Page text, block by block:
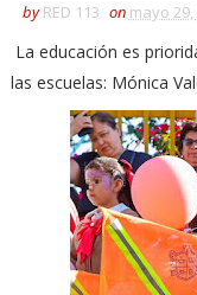
by RED 113 on mayo 29,
La educación es
las escuelas: Mónica